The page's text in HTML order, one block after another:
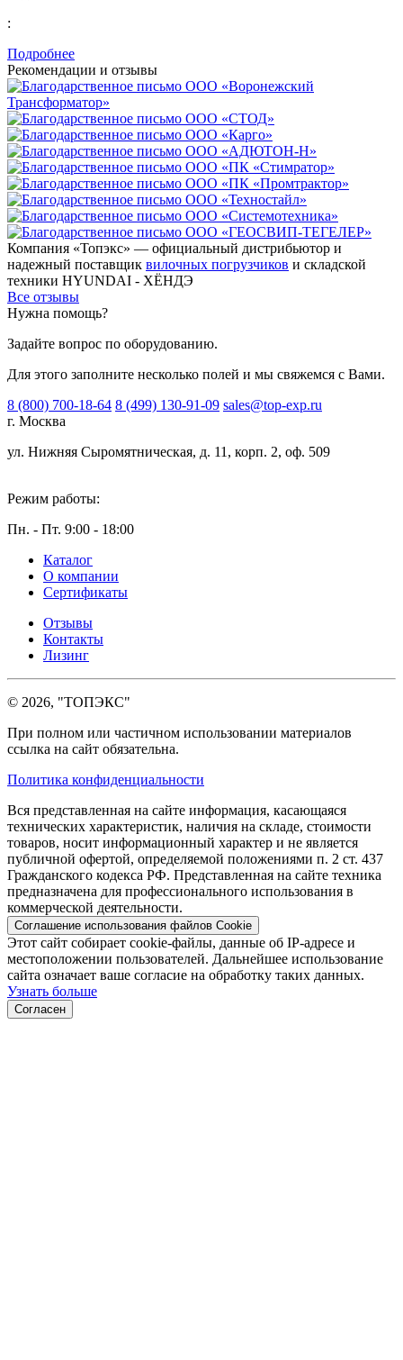
:
Подробнее
Рекомендации и отзывы
Компания «Топэкс» — официальный дистрибьютор и
надежный поставщик вилочных погрузчиков и складской
техники HYUNDAI - ХЁНДЭ
Все отзывы
Нужна помощь?
Задайте вопрос по оборудованию.
Для этого заполните несколько полей и мы свяжемся с Вами.
8 (800) 700-18-64 8 (499) 130-91-09 sales@top-exp.ru
г. Москва
ул. Нижняя Сыромятническая, д. 11, корп. 2, оф. 509
Режим работы:
Пн. - Пт. 9:00 - 18:00
Каталог
О компании
Сертификаты
Отзывы
Контакты
Лизинг
© 2026, "ТОПЭКС"
При полном или частичном использовании материалов
ссылка на сайт обязательна.
Политика конфиденциальности
Вся представленная на сайте информация, касающаяся
технических характеристик, наличия на складе, стоимости
товаров, носит информационный характер и не является
публичной офертой, определяемой положениями п. 2 ст. 437
Гражданского кодекса РФ. Представленная на сайте техника
предназначена для профессионального использования в
коммерческой деятельности.
Соглашение использования файлов Cookie
Этот сайт собирает cookie-файлы, данные об IP-адресе и
местоположении пользователей. Дальнейшее использование
сайта означает ваше согласие на обработку таких данных.
Узнать больше
Согласен